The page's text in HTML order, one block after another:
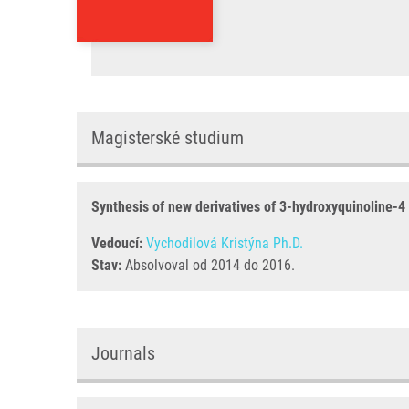
Magisterské studium
Synthesis of new derivatives of 3-hydroxyquinoline-
Vedoucí: Vychodilová Kristýna Ph.D.
Stav: Absolvoval od 2014 do 2016.
Journals